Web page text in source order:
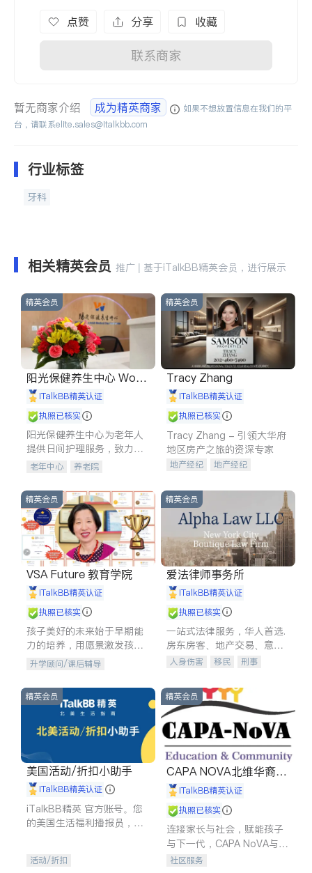
点赞 分享 收藏
联系商家
暂无商家介绍 成为精英商家
如果不想放置信息在我们的平
台，请联系elite.sales@italkbb.com
行业标签
牙科
相关精英会员 推广 | 基于iTalkBB精英会员，进行展示
精英会员
阳光保健养生中心 World
shine
iTalkBB精英认证
执照已核实
阳光保健养生中心为老年人
提供日间护理服务，致力于
通过持续的护理创新来有效
老年中心 养老院
精英会员
Tracy Zhang
iTalkBB精英认证
执照已核实
Tracy Zhang - 引领大华府
地区房产之旅的资深专家
地产经纪
地产经纪
商铺租售
精英会员
VSA Future 教育学院
iTalkBB精英认证
执照已核实
孩子美好的未来始于早期能
力的培养，用愿景激发孩子
的学习潜力和动力。理念：
拥有成长型心态是成功的基
石。
升学顾问/课后辅导
精英会员
爱法律师事务所
iTalkBB精英认证
执照已核实
一站式法律服务，华人首选.
房东房客、地产交易、意外
伤害、车祸重伤、商业诉
建筑合同、刑事案件全包办
人身伤害 移民
刑事
信托/遗嘱
商业
索赔
律师-其它 保释
精英会员
美国活动/折扣小助手
iTalkBB精英认证
iTalkBB精英 官方账号。您
的美国生活福利播报员，精
专属福利。
活动/折扣
精英会员
CAPA NOVA北维华裔家
长会iTalkBB精英认证
执照已核实
连接家长与社会，赋能孩子
与下一代，CAPA NoVA与您
携手建设包容、公平、充满
社区服务